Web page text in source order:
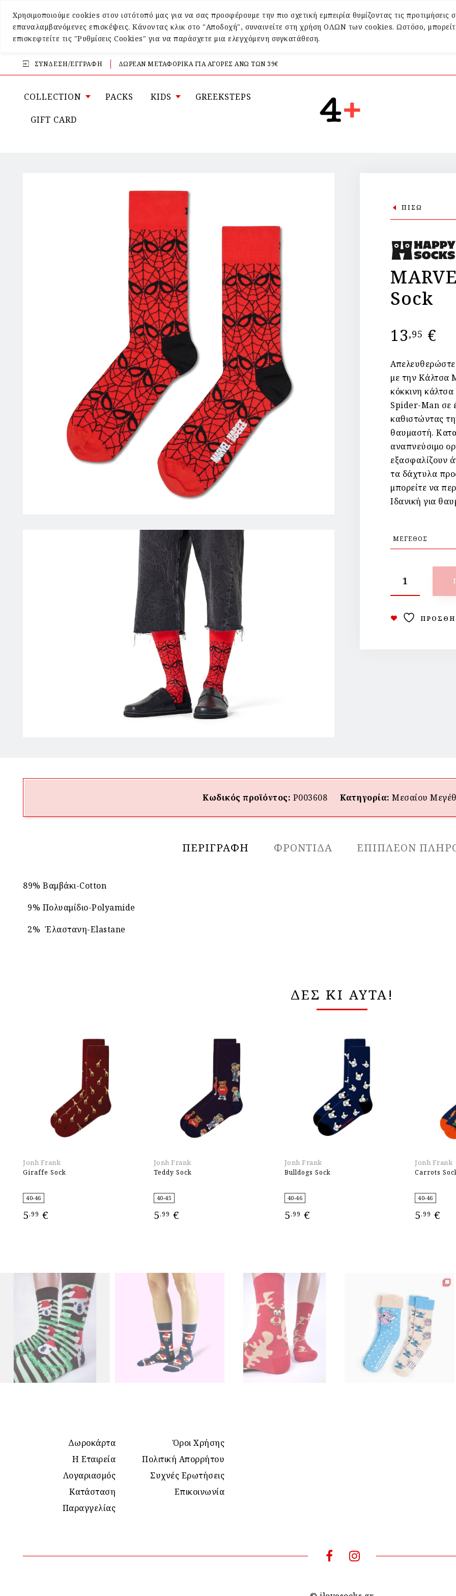
Χρησιμοποιούμε cookies στον ιστότοπό μας για να σας προσφέρουμε την πιο σχετική εμπειρία θυμίζοντας τις προτιμήσεις
επαναλαμβανόμενες επισκέψεις. Κάνοντας κλικ στο "Αποδοχή", συναινείτε στη χρήση ΟΛΩΝ των cookies. Ωστόσο,
επισκεφτείτε τις "Ρυθμίσεις Cookies" για να παράσχετε μια ελεγχόμενη συγκατάθεση.
ΣΎΝΔΕΣΗ/ΕΓΓΡΑΦΉ ΔΩΡΕΑΝ ΜΕΤΑΦΟΡΙΚΑ ΓΙΑ ΑΓΟΡΕΣ ΑΝΩ ΤΩΝ 39€
COLLECTION PACKS KIDS GREEKSTEPS
GIFT CARD
ΠΙΣΩ
Sock
13,95 €
με την Κάλτσα
κόκκινη
Spider-Man σε
καθιστώντας
θαυμαστή.
αναπνεύσιμο
εξασφαλίζουν
τα δάχτυλα
μπορείτε να
Ιδανική για
Κωδικός προϊόντος: P003608 Κατηγορία: Μεσαίου
ΠΕΡΙΓΡΑΦΉ ΦΡΟΝΤΙΔΑ ΕΠΙΠΛΈΟΝ
89% Βαμβάκι-Cotton
9% Πολυαμίδιο-Polyamide
2% Έλαστανη-Elastane
ΔΕΣ ΚΙ ΑΥΤΑ!
Jonh Frank
Giraffe Sock
40-46
5,99 €
Jonh Frank
Teddy Sock
40-45
5,99 €
Jonh Frank
Bulldogs Sock
40-46
5,99 €
Jonh Frank
Carrots
40-46
5,99 €
Δωροκάρτα
Η Εταιρεία
Λογαριασμός
Κατάσταση
Παραγγελίας
Όροι Χρήσης
Πολιτική Απορρήτου
Συχνές Ερωτήσεις
Επικοινωνία